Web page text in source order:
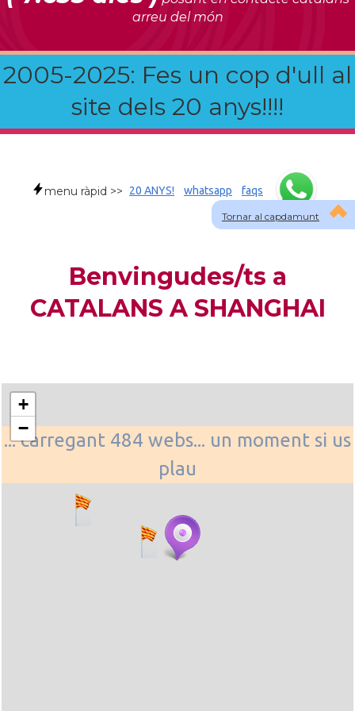
arreu del món
2005-2025: Fes un cop d'ull al
site dels 20 anys!!!!
Tornar al capdamunt
menu ràpid >> 20 ANYS! whatsapp faqs
Benvingudes/ts a
CATALANS A SHANGHAI
... carregant 484 webs... un moment si us
plau
+
−